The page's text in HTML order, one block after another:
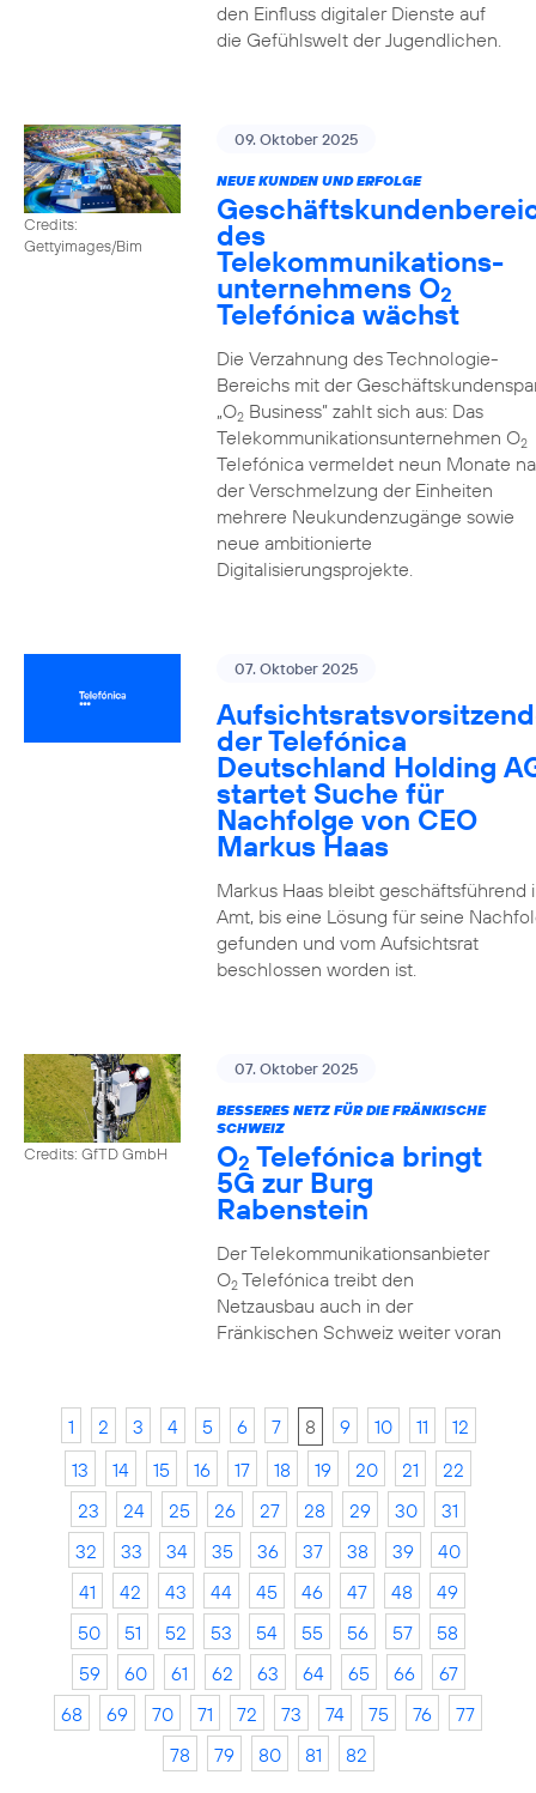
den Einfluss digitaler Dienste auf
die Gefühlswelt der Jugendlichen.
Credits:
Gettyimages/Bim
09. Oktober 2025
NEUE KUNDEN UND ERFOLGE
des
Telekommunikations­
unternehmens O2
Telefónica wächst
Die Verzahnung des Technologie-
Bereichs mit der
„O2Business” zahlt sich aus: Das
Telekommunikationsunternehmen O2
Telefónica vermeldet neun Monate
der Verschmelzung der Einheiten
mehrere Neukundenzugänge sowie
neue ambitionierte
Digitalisierungsprojekte.
07. Oktober 2025
der Telefónica
Deutschland Holding
startet Suche für
Nachfolge von CEO
Markus Haas
Markus Haas bleibt geschäftsführend
Amt, bis eine Lösung für seine
gefunden und vom Aufsichtsrat
beschlossen worden ist.
Credits: GfTD GmbH
07. Oktober 2025
BESSERES NETZ FÜR DIE FRÄNKISCHE
SCHWEIZ
O2 Telefónica bringt
5G zur Burg
Rabenstein
Der Telekommunikationsanbieter
O2Telefónica treibt den
Netzausbau auch in der
Fränkischen Schweiz weiter voran
1 2 3 4 5 6 7 8 9 10 11
12
13
14 15 16 17 18 19 20 21
22
23
24 25 26 27 28 29 30
31
32
33 34 35 36 37 38 39
40
41
42 43 44 45 46 47 48
49
50
51 52 53 54 55 56 57
58
59
60 61 62 63 64 65 66
67
68
69 70 71 72 73 74 75 76
77
78
79 80 81 82